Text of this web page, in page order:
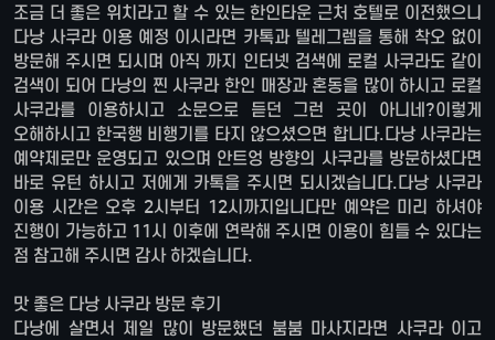
조금 더 좋은 위치라고 할 수 있는 한인타운 근처 호텔로 이전했으니
다낭 사쿠라 이용 예정 이시라면 카톡과 텔레그렘을 통해 착오 없이
방문해 주시면 되시며 아직 까지 인터넷 검색에 로컬 사쿠라도 같이
검색이 되어 다낭의 찐 사쿠라 한인 매장과 혼동을 많이 하시고 로컬
사쿠라를 이용하시고 소문으로 듣던 그런 곳이 아니네?이렇게
오해하시고 한국행 비행기를 타지 않으셨으면 합니다.다낭 사쿠라는
예약제로만 운영되고 있으며 안트엉 방향의 사쿠라를 방문하셨다면
바로 유턴 하시고 저에게 카톡을 주시면 되시겠습니다.다낭 사쿠라
이용 시간은 오후 2시부터 12시까지입니다만 예약은 미리 하셔야
진행이 가능하고 11시 이후에 연락해 주시면 이용이 힘들 수 있다는
점 참고해 주시면 감사 하겠습니다.
맛 좋은 다낭 사쿠라 방문 후기
다낭에 살면서 제일 많이 방문했던 붐붐 마사지라면 사쿠라 이고